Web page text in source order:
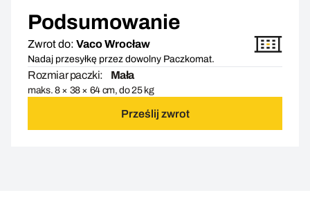
Podsumowanie
Zwrot do: Vaco Wrocław
Nadaj przesyłkę przez dowolny Paczkomat.
Rozmiar paczki: Mała
maks. 8 × 38 × 64 cm, do 25 kg
Prześlij zwrot